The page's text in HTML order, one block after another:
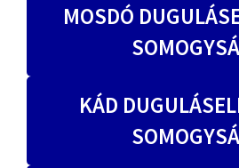
MOSDÓ
KÁD